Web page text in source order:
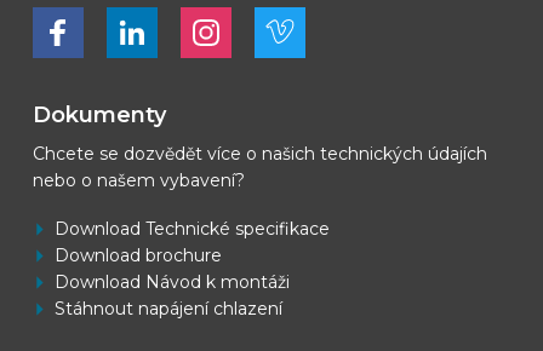
Bekijk ons op FacebookBekijk ons op LinkedInBekijk ons op LinkedInBekijk ons op Vimeo
Dokumenty
Chcete se dozvědět více o našich technických údajích
nebo o našem vybavení?
Download Technické specifikace
Download brochure
Download Návod k montáži
Stáhnout napájení chlazení